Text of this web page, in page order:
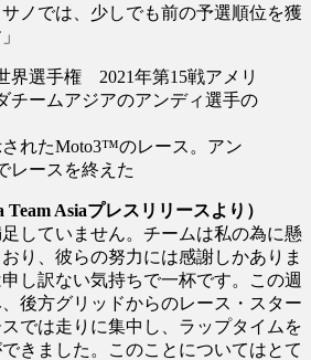
ノでは、少しでも前の予選順位を獲
れたMoto3™のレース。アン
レースを終えた
Asiaプレスリリースより）
足していません。チームは私の為に懸
り、彼らの努力には感謝しかありま
し訳ない気持ちで一杯です。この週
後方グリッドからのレース・スター
では走りに集中し、ラップタイムを
きました。このことについてはとて